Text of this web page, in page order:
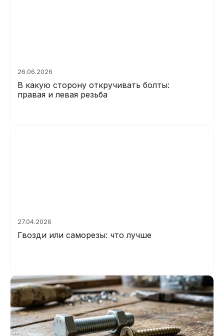
26.06.2026
В какую сторону откручивать болты:
правая и левая резьба
27.04.2026
Гвозди или саморезы: что лучше